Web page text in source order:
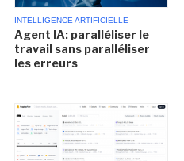
INTELLIGENCE ARTIFICIELLE
Agent IA: paralléliser le
travail sans paralléliser
les erreurs